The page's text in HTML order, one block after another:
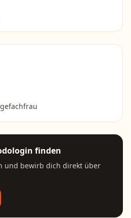
finden
und bewirb dich direkt über